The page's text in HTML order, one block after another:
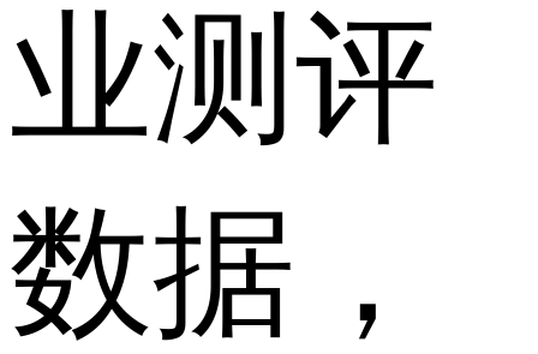
业测评
数据，